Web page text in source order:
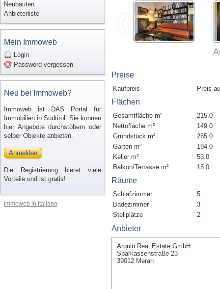
Neubauten
Anbieterliste
Mein Immoweb
Login
Password vergessen
Neu bei Immoweb?
Immoweb ist DAS Portal für
Immobilien in Südtirol. Sie können
hier Angebote durchstöbern oder
selber Objekte anbieten.
Anmelden
Die Registrierung bietet viele
Vorteile und ist gratis!
Immoweb in Italiano
Preise
Kaufpreis Preis
Flächen
Gesamtfläche m²
215.0
Nettofläche m²
149.0
Grundstück m²
265.0
Garten m²
194.0
Keller m²
53.0
Balkon/Terrasse m²
15.0
Räume
Schlafzimmer
5
Badezimmer
3
Stellplätze
2
Anbieter
Arquin Real Estate GmbH
Sparkassenstraße 23
39012 Meran